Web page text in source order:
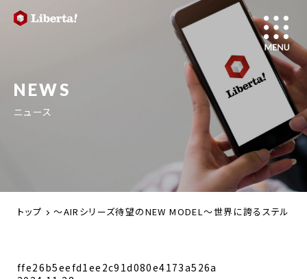
NEWS
ニュース
トップ ～AIRシリーズ待望のNEW MODEL～世界に誇るステルス
ffe26b5eefd1ee2c91d080e4173a526a